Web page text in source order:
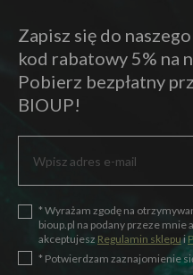
Zapisz się do
kod rabatowy 5% na
Pobierz bezpłatny
BIOUP!
* Wyrażam zgodę na
bioup.pl na podany przeze
akceptujesz Regulamin sklepui
* Potwierdzam zaznajomienie